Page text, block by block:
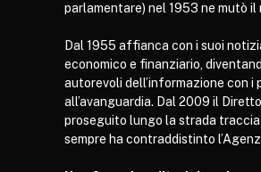
parlamentare) nel 1953 ne mutò il
Dal 1955 affianca con i suoi
economico e finanziario,
autorevoli dell’informazione con i
all’avanguardia. Dal 2009 il
proseguito lungo la strada
sempre ha contraddistinto